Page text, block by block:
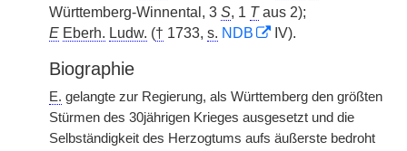
Württemberg-Winnental, 3 S, 1 Taus 2);
E Eberh. Ludw. († 1733, s. NDB IV).
Biographie
E. gelangte zur Regierung, als Württemberg den größten
Stürmen des 30jährigen Krieges ausgesetzt und die
Selbständigkeit des Herzogtums aufs äußerste bedroht